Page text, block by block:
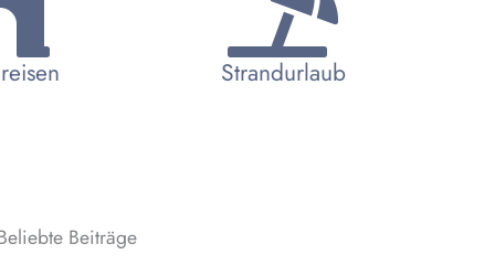
Strandurlaub
Beiträge